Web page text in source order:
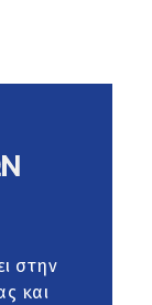
στην
και